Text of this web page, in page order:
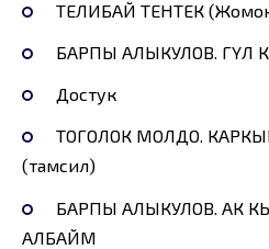
ТЕЛИБАЙ ТЕНТЕК
БАРПЫ АЛЫКУЛОВ. ГҮЛ
Достук
ТОГОЛОК МОЛДО.
(тамсил)
БАРПЫ АЛЫКУЛОВ. АК
АЛБАЙМ